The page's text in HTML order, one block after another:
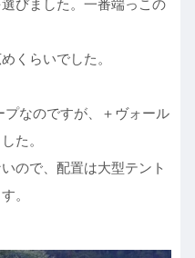
びました。一番端っこの
くらいでした。
なのですが、＋ヴォール
た。
ので、配置は大型テント
。